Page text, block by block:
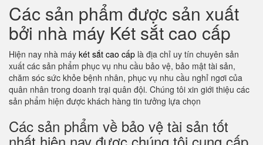
Các sản phẩm được sản xuất
bởi nhà máy Két sắt cao cấp
Hiện nay nhà máy két sắt cao cấp là địa chỉ uy tín chuyên sản
xuất các sản phẩm phục vụ nhu cầu bảo vệ, bảo mật tài sản,
chăm sóc sức khỏe bệnh nhân, phục vụ nhu cầu nghỉ ngơi của
quân nhân trong doanh trại quân đội. Chúng tôi xin giới thiệu các
sản phẩm hiện được khách hàng tin tưởng lựa chọn
Các sản phẩm về bảo vệ tài sản tốt